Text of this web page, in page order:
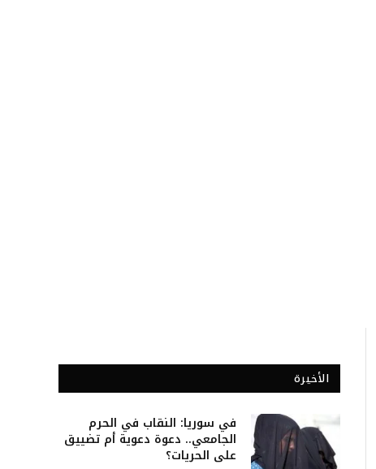
الأخيرة
في سوريا: النقاب في الحرم
الجامعي.. دعوة دعوية أم تضييق
على الحريات؟